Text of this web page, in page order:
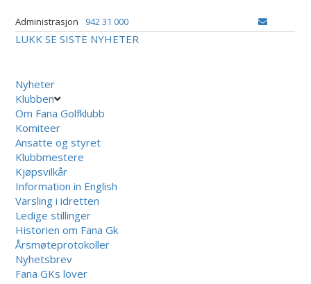
Administrasjon 942 31 000
LUKK SE SISTE NYHETER
Nyheter
Klubben
Om Fana Golfklubb
Komiteer
Ansatte og styret
Klubbmestere
Kjøpsvilkår
Information in English
Varsling i idretten
Ledige stillinger
Historien om Fana Gk
Årsmøteprotokoller
Nyhetsbrev
Fana GKs lover